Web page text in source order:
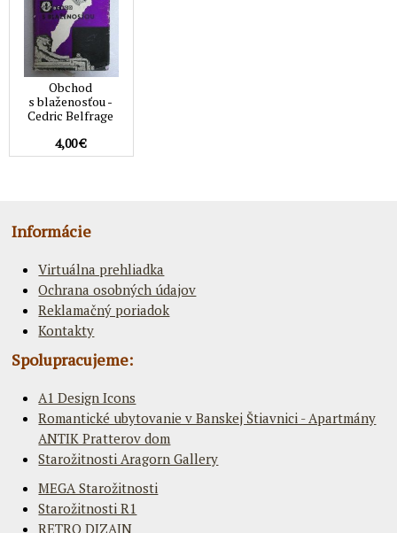
Obchod
s blaženosťou -
Cedric Belfrage
4,00 €
Informácie
Virtuálna prehliadka
Ochrana osobných údajov
Reklamačný poriadok
Kontakty
Spolupracujeme:
A1 Design Icons
Romantické ubytovanie v Banskej Štiavnici - Apartmány
ANTIK Pratterov dom
Starožitnosti Aragorn Gallery
MEGA Starožitnosti
Starožitnosti R1
RETRO DIZAJN